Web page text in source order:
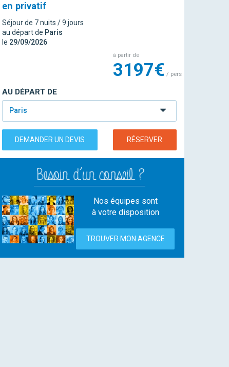
en privatif
Séjour de 7 nuits / 9 jours
au départ de Paris
le 29/09/2026
à partir de
3197€ / pers
AU DÉPART DE
Paris
DEMANDER UN DEVIS RÉSERVER
Nos équipes sont
à votre disposition
TROUVER MON AGENCE